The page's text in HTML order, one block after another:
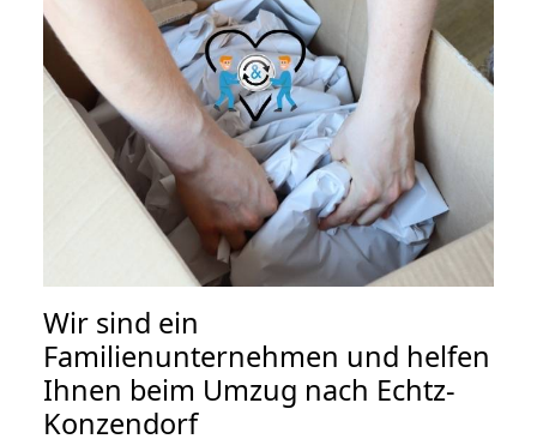
Wir sind ein
Familienunternehmen und helfen
Ihnen beim Umzug nach Echtz-
Konzendorf